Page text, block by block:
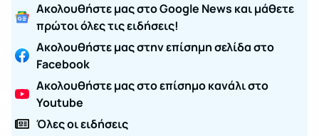
Ακολουθήστε μας στο Google News και μάθετε
πρώτοι όλες τις ειδήσεις!
Ακολουθήστε μας στην επίσημη σελίδα στο
Facebook
Ακολουθήστε μας στο επίσημο κανάλι στο
Youtube
Όλες οι ειδήσεις